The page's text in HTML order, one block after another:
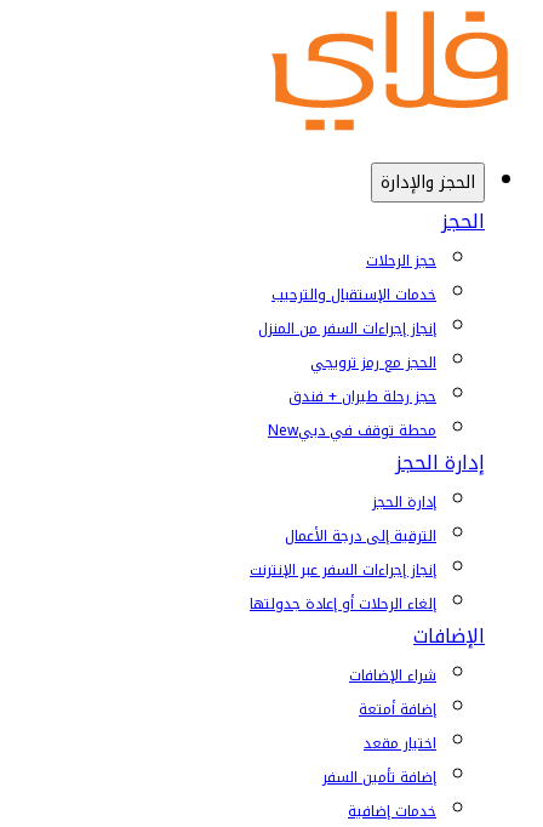
الحجز والإدارة
الحجز
حجز الرحلات
خدمات الإستقبال والترحيب
إنجاز إجراءات السفر من المنزل
الحجز مع رمز ترويجي
حجز رحلة طيران + فندق
محطة توقف في دبيNew
إدارة الحجز
إدارة الحجز
الترقية إلى درجة الأعمال
إنجاز إجراءات السفر عبر الإنترنت
إلغاء الرحلات أو إعادة جدولتها
الإضافات
شراء الإضافات
إضافة أمتعة
اختيار مقعد
إضافة تأمين السفر
خدمات إضافية